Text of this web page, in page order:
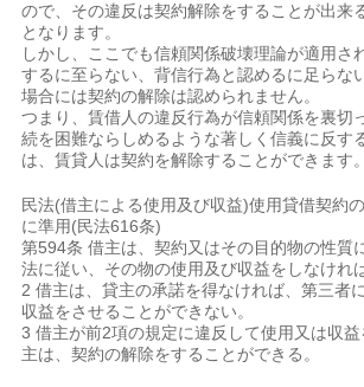
ので、その違反は契約解除をすることが出来
となります。
しかし、ここでも信頼関係破壊理論が適用さ
するに至らない、背信行為と認めるに足らな
場合には契約の解除は認められません。
つまり、賃借人の違反行為が信頼関係を裏切
続を困難ならしめるような著しく信義に反す
は、賃貸人は契約を解除することができます。
民法(借主による使用及び収益)使用貸借契約
に準用(民法616条)
第594条 借主は、契約又はその目的物の性質
法に従い、その物の使用及び収益をしなけれ
2 借主は、貸主の承諾を得なければ、第三者
収益をさせることができない。
3 借主が前2項の規定に違反して使用又は収
主は、契約の解除をすることができる。